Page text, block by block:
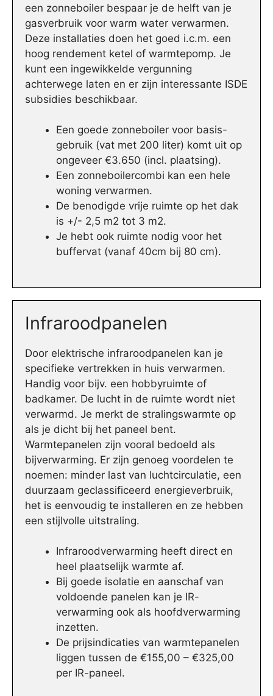
een zonneboiler bespaar je de helft van je
gasverbruik voor warm water verwarmen.
Deze installaties doen het goed i.c.m. een
hoog rendement ketel of warmtepomp. Je
kunt een ingewikkelde vergunning
achterwege laten en er zijn interessante ISDE
subsidies beschikbaar.
Een goede zonneboiler voor basis-
gebruik (vat met 200 liter) komt uit op
ongeveer €3.650 (incl. plaatsing).
Een zonneboilercombi kan een hele
woning verwarmen.
De benodigde vrije ruimte op het dak
is +/- 2,5 m2 tot 3 m2.
Je hebt ook ruimte nodig voor het
buffervat (vanaf 40cm bij 80 cm).
Infraroodpanelen
Door elektrische infraroodpanelen kan je
specifieke vertrekken in huis verwarmen.
Handig voor bijv. een hobbyruimte of
badkamer. De lucht in de ruimte wordt niet
verwarmd. Je merkt de stralingswarmte op
als je dicht bij het paneel bent.
Warmtepanelen zijn vooral bedoeld als
bijverwarming. Er zijn genoeg voordelen te
noemen: minder last van luchtcirculatie, een
duurzaam geclassificeerd energieverbruik,
het is eenvoudig te installeren en ze hebben
een stijlvolle uitstraling.
Infraroodverwarming heeft direct en
heel plaatselijk warmte af.
Bij goede isolatie en aanschaf van
voldoende panelen kan je IR-
verwarming ook als hoofdverwarming
inzetten.
De prijsindicaties van warmtepanelen
liggen tussen de €155,00 – €325,00
per IR-paneel.